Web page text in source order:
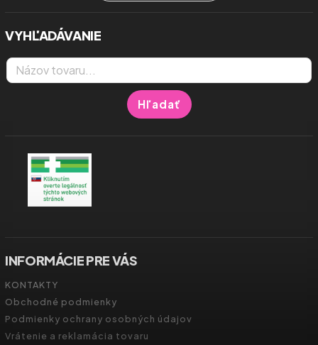
VYHĽADÁVANIE
Hľadať
INFORMÁCIE PRE VÁS
KONTAKTY
Obchodné podmienky
Podmienky ochrany osobných údajov
Vrátenie a reklamácia tovaru